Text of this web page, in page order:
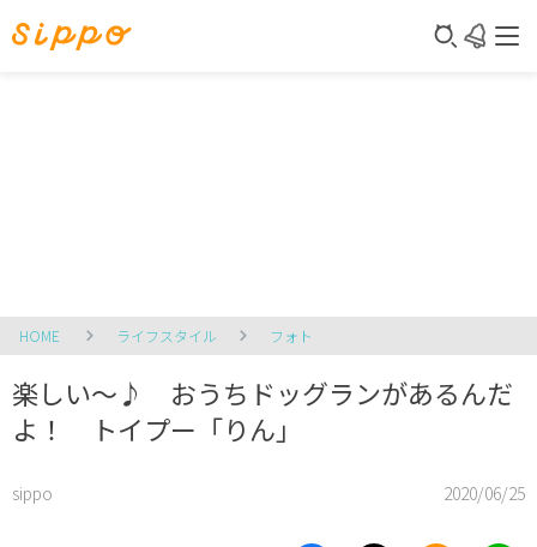
HOME ライフスタイル フォト
楽しい～♪ おうちドッグランがあるんだ
よ！ トイプー「りん」
sippo 2020/06/25